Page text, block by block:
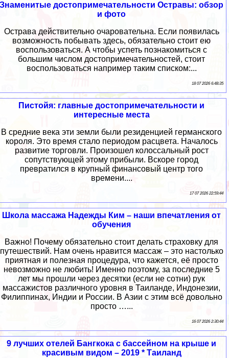
Знаменитые достопримечательности Остравы: обзор
и фото
Острава действительно очаровательна. Если появилась
возможность побывать здесь, обязательно стоит ею
воспользоваться. А чтобы успеть познакомиться с
большим числом достопримечательностей, стоит
воспользоваться например таким списком:...
18 07 2026 6:48:35
Пистойя: главные достопримечательности и
интересные места
В средние века эти земли были резиденцией германского
короля. Это время стало периодом расцвета. Началось
развитие торговли. Произошел колоссальный рост
сопутствующей этому прибыли. Вскоре город
превратился в крупный финансовый центр того
времени....
17 07 2026 22:59:44
Школа массажа Надежды Ким – наши впечатления от
обучения
Важно! Почему обязательно стоит делать страховку для
путешествий. Нам очень нравится массаж – это настолько
приятная и полезная процедура, что кажется, её просто
невозможно не любить! Именно поэтому, за последние 5
лет мы прошли через десятки (если не сотни) рук
массажистов различного уровня в Таиланде, Индонезии,
Филиппинах, Индии и России. В Азии с этим всё довольно
просто …...
16 07 2026 2:30:44
9 лучших отелей Бангкока с бассейном на крыше и
красивым видом – 2019 * Таиланд